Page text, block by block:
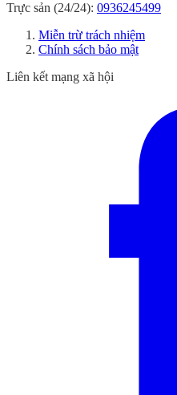
Trực sản (24/24): 0936245499
Miễn trừ trách nhiệm
Chính sách bảo mật
Liên kết mạng xã hội